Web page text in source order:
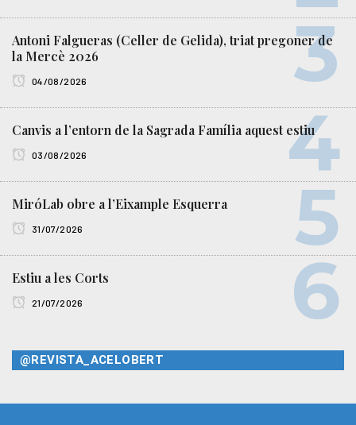
Antoni Falgueras (Celler de Gelida), triat pregoner de
la Mercè 2026
04/08/2026
Canvis a l’entorn de la Sagrada Família aquest estiu
03/08/2026
MiróLab obre a l’Eixample Esquerra
31/07/2026
Estiu a les Corts
21/07/2026
@REVISTA_ACELOBERT